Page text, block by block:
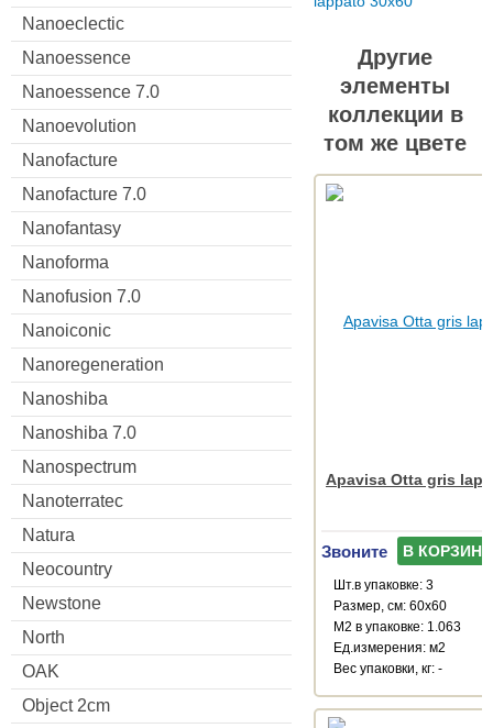
Nanoeclectic
Nanoessence
Nanoessence 7.0
Nanoevolution
Nanofacture
Nanofacture 7.0
Nanofantasy
Nanoforma
Nanofusion 7.0
Nanoiconic
Nanoregeneration
Nanoshiba
Nanoshiba 7.0
Nanospectrum
Nanoterratec
Natura
Neocountry
Newstone
North
OAK
Object 2cm
Другие
элементы
коллекции в
том же цвете
Apavisa Otta gris
Звоните В КОРЗИНУ
Шт.в упаковке: 3
Размер, см: 60x60
М2 в упаковке: 1.063
Ед.измерения: м2
Веc упаковки, кг: -